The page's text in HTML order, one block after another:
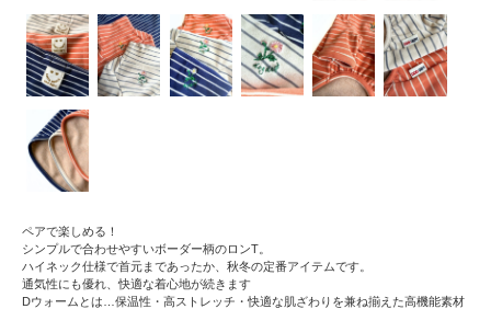
ペアで楽しめる！
シンプルで合わせやすいボーダー柄のロンT。
ハイネック仕様で首元まであったか、秋冬の定番アイテムです。
通気性にも優れ、快適な着心地が続きます
Dウォームとは…保温性・高ストレッチ・快適な肌ざわりを兼ね揃えた高機能素材